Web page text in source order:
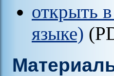
открыть
языке)